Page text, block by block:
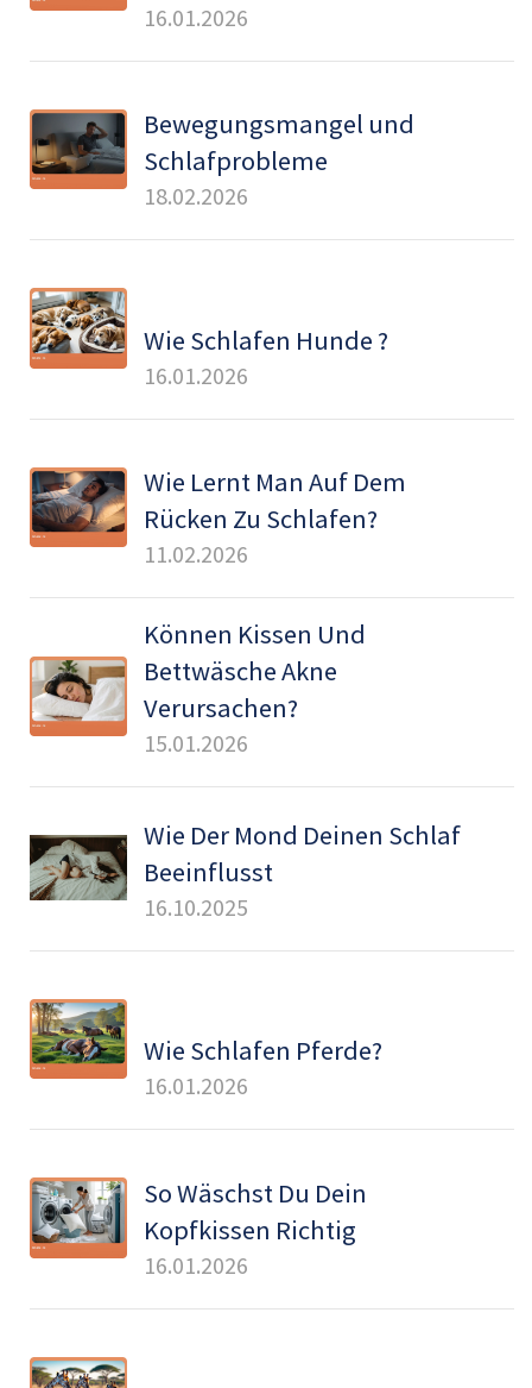
16.01.2026
Bewegungsmangel und
Schlafprobleme
18.02.2026
Wie Schlafen Hunde ?
16.01.2026
Wie Lernt Man Auf Dem
Rücken Zu Schlafen?
11.02.2026
Können Kissen Und
Bettwäsche Akne
Verursachen?
15.01.2026
Wie Der Mond Deinen Schlaf
Beeinflusst
16.10.2025
Wie Schlafen Pferde?
16.01.2026
So Wäschst Du Dein
Kopfkissen Richtig
16.01.2026